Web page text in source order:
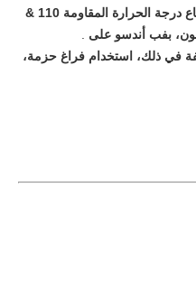
توهج في الظلام، مضان، تغيير اللون، تغيير الضوء، لهب، خيوط معدنية، مركب البوليمر (مثل الحرير)، ارتفاع درجة الحرارة المقاومة 110 &
.
الصافي 1.0 كيلوجرام، وضعنا المجففة في ذلك، استخدام فراغ حزمة،